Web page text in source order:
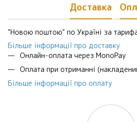
Доставка
"Новою поштою" по Україні за
Більше інформації про доставку
Онлайн-оплата через MonoPay
Оплата при отриманні
Більше інформації про оплату